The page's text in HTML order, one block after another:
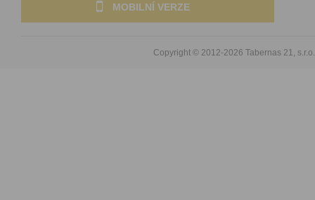
MOBILNÍ VERZE
Copyright © 2012-2026 Tabernas 21, s.r.o.